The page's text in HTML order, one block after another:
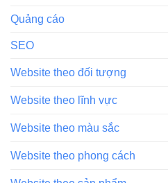
Quảng cáo
SEO
Website theo đối tượng
Website theo lĩnh vực
Website theo màu sắc
Website theo phong cách